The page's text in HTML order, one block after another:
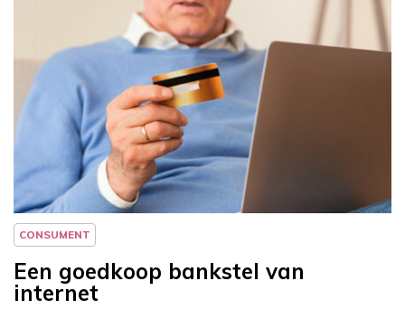
Column
Jeanine Janssen
CONSUMENT
Een goedkoop bankstel van
internet